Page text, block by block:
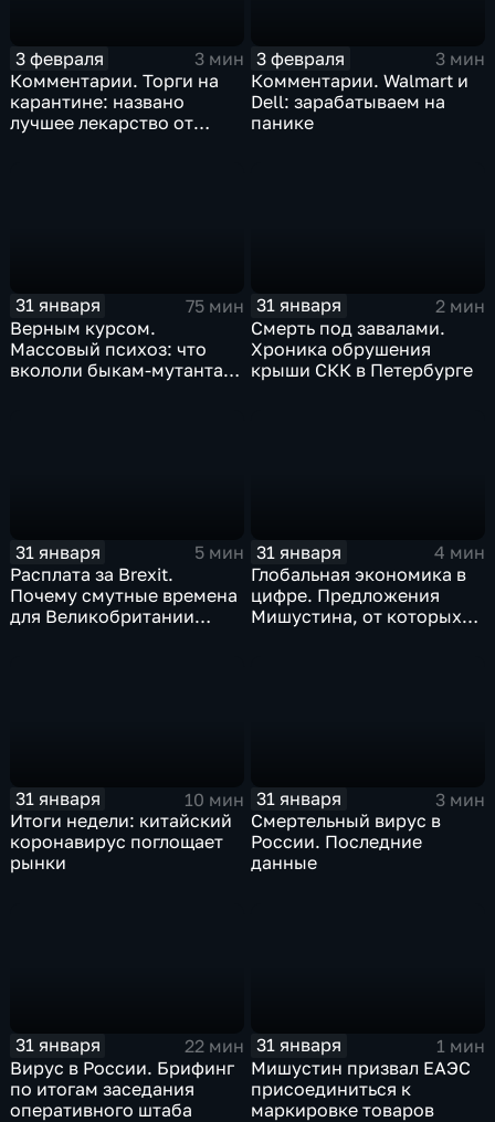
3 февраля
3 мин
Комментарии. Торги на
карантине: названо
лучшее лекарство от
3 февраля
3 мин
Комментарии. Walmart и
Dell: зарабатываем на
панике
31 января
75 мин
Верным курсом.
Массовый психоз: что
вкололи быкам-мутантам,
31 января
2 мин
Смерть под завалами.
Хроника обрушения
крыши СКК в Петербурге
31 января
5 мин
Расплата за Brexit.
Почему смутные времена
для Великобритании
31 января
4 мин
Глобальная экономика в
цифре. Предложения
Мишустина, от которых
31 января
10 мин
Итоги недели: китайский
коронавирус поглощает
рынки
31 января
3 мин
Смертельный вирус в
России. Последние
данные
31 января
22 мин
Вирус в России. Брифинг
по итогам заседания
оперативного штаба
31 января
1 мин
Мишустин призвал ЕАЭС
присоединиться к
маркировке товаров